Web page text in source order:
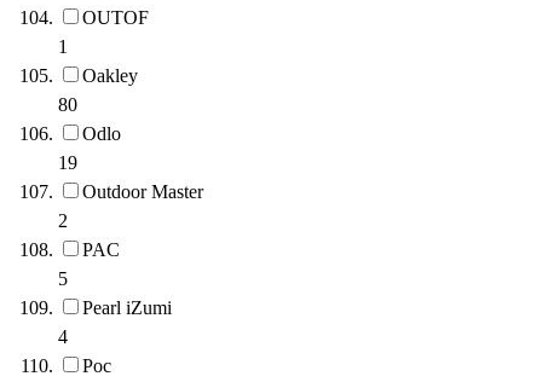
OUTOF
1
Oakley
80
Odlo
19
Outdoor Master
2
PAC
5
Pearl iZumi
4
Poc